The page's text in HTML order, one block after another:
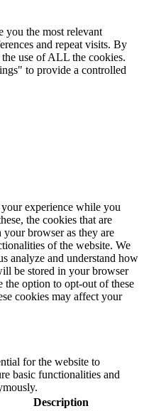
you the most relevant
and repeat visits. By
use of ALL the cookies.
to provide a controlled
experience while you
the cookies that are
your browser as they are
of the website. We
analyze and understand how
be stored in your browser
the option to opt-out of these
cookies may affect your
for the website to
basic functionalities and
Description